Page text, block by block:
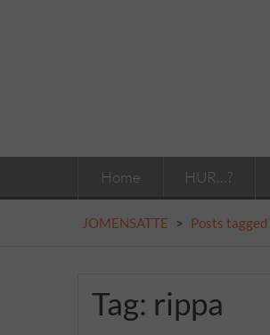
Home HUR…?
JOMENSATTE > Posts tagged
Tag: rippa